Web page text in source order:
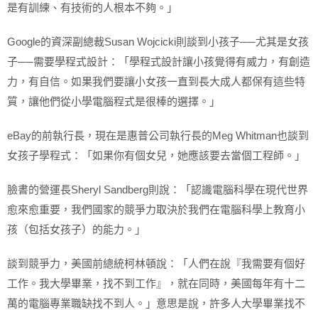
是有訓練、有技術的人根本不夠。」
Google的資深副總裁Susan Wojcicki則談到小孩子──尤其是女孩
子──需要學程式設計：「學程式設計讓小孩覺得有威力，有創造
力，有自信。如果我們要讓小女孩一直到長大成人都保有這些特
質，讓他們從小學電腦程式是很棒的選擇。」
eBay的前執行長，現在是惠普公司執行長的Meg Whitman也談到
女孩子學程式：「如果你有個女兒，她應該要去當個工程師。」
臉書的營運長Sheryl Sandberg則說：「認識電腦科學在現代世界
愈來愈重要，我們國家的競爭力取決於我們在電腦科學上教育小
孩（包括女孩子）的能力。」
談到競爭力，美國前總統柯林頓說：「人們在說『我需要有個好
工作。我大學畢業，找不到工作』，就在同時，美國每年有十二
萬的電腦專業職缺找不到人。」意思是說，許多人大學畢業找不